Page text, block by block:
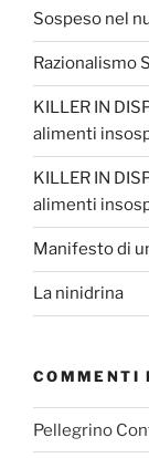
Sospeso nel
Razionalismo
KILLER IN
alimenti
KILLER IN
alimenti
Manifesto di
La ninidrina
COMMENTI
Pellegrino